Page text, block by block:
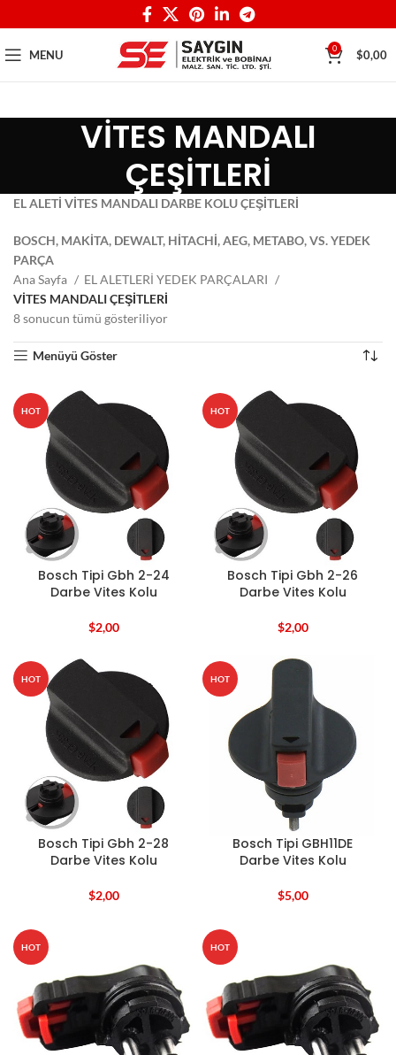
MENU 0 $0,00
VİTES MANDALI
ÇEŞİTLERİ
EL ALETİ VİTES MANDALI DARBE KOLU ÇEŞİTLERİ
BOSCH, MAKİTA, DEWALT, HİTACHİ, AEG, METABO, VS. YEDEK
PARÇA
Ana Sayfa
EL ALETLERİ YEDEK PARÇALARI
VİTES MANDALI ÇEŞİTLERİ
8 sonucun tümü gösteriliyor
Menüyü Göster
HOT
Bosch Tipi Gbh 2-24
Darbe Vites Kolu
$2,00
HOT
Bosch Tipi Gbh 2-26
Darbe Vites Kolu
$2,00
HOT
Bosch Tipi Gbh 2-28
Darbe Vites Kolu
$2,00
HOT
Bosch Tipi GBH11DE
Darbe Vites Kolu
$5,00
HOT HOT